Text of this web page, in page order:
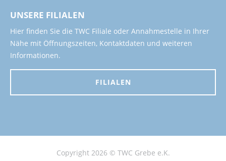
UNSERE FILIALEN
Hier finden Sie die TWC Filiale oder Annahmestelle in Ihrer
Nähe mit Öffnungszeiten, Kontaktdaten und weiteren
Informationen.
FILIALEN
Copyright 2026 © TWC Grebe e.K.